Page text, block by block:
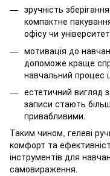
зручність
компактне
офісу чи
мотивація до
допоможе краще
навчальний процес
естетичний вигляд
записи стають
привабливими.
Таким чином, гелеві
комфорт та
інструментів для
самовираження.